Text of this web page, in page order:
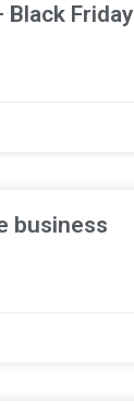
Friday
business